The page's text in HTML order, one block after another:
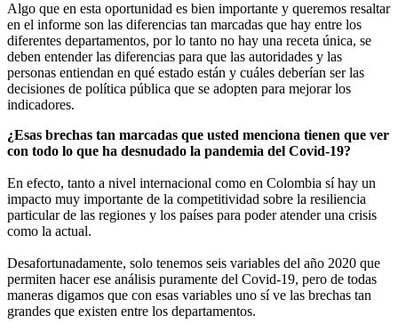
Algo que en esta oportunidad es bien importante y queremos resaltar
en el informe son las diferencias tan marcadas que hay entre los
diferentes departamentos, por lo tanto no hay una receta única, se
deben entender las diferencias para que las autoridades y las
personas entiendan en qué estado están y cuáles deberían ser las
decisiones de política pública que se adopten para mejorar los
indicadores.
¿Esas brechas tan marcadas que usted menciona tienen que ver
con todo lo que ha desnudado la pandemia del Covid-19?
En efecto, tanto a nivel internacional como en Colombia sí hay un
impacto muy importante de la competitividad sobre la resiliencia
particular de las regiones y los países para poder atender una crisis
como la actual.
Desafortunadamente, solo tenemos seis variables del año 2020 que
permiten hacer ese análisis puramente del Covid-19, pero de todas
maneras digamos que con esas variables uno sí ve las brechas tan
grandes que existen entre los departamentos.